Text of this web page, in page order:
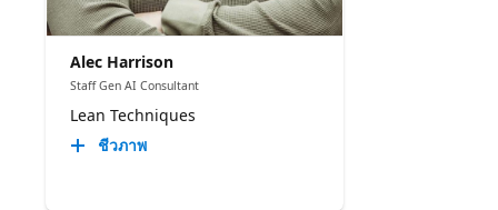
Alec Harrison
Staff Gen AI Consultant
Lean Techniques
ชีวภาพ